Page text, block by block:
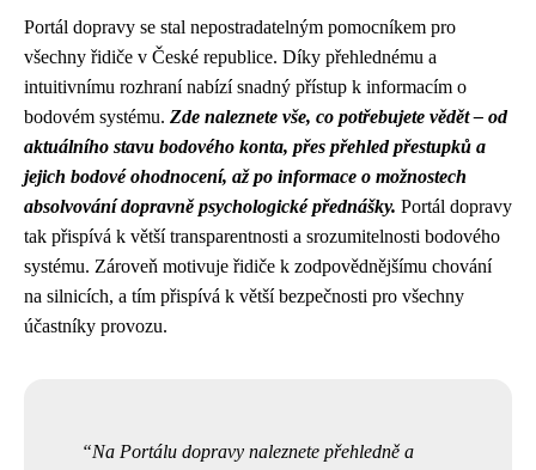
Portál dopravy se stal nepostradatelným pomocníkem pro
všechny řidiče v České republice. Díky přehlednému a
intuitivnímu rozhraní nabízí snadný přístup k informacím o
bodovém systému. Zde naleznete vše, co potřebujete vědět – od
aktuálního stavu bodového konta, přes přehled přestupků a
jejich bodové ohodnocení, až po informace o možnostech
absolvování dopravně psychologické přednášky. Portál dopravy
tak přispívá k větší transparentnosti a srozumitelnosti bodového
systému. Zároveň motivuje řidiče k zodpovědnějšímu chování
na silnicích, a tím přispívá k větší bezpečnosti pro všechny
účastníky provozu.
Na Portálu dopravy naleznete přehledně a